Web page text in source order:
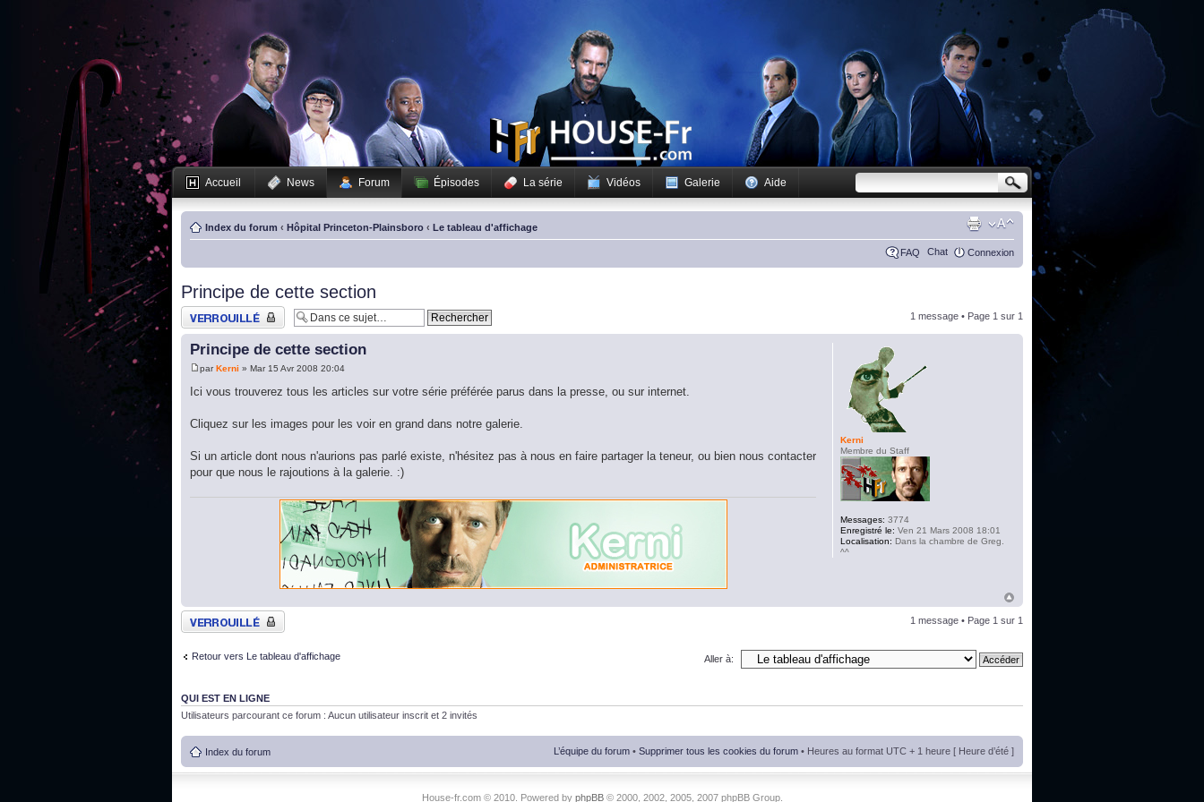
Accueil News Forum Épisodes La série Vidéos Galerie Aide
Index du forum ‹ Hôpital Princeton-Plainsboro ‹ Le tableau d'affichage
FAQ Chat Connexion
Principe de cette section
Sujet verrouillé 1 message • Page 1 sur 1
Principe de cette section
parKerni » Mar 15 Avr 2008 20:04
Ici vous trouverez tous les articles sur votre série préférée parus dans la presse, ou sur internet.
Cliquez sur les images pour les voir en grand dans notre galerie.
Si un article dont nous n'aurions pas parlé existe, n'hésitez pas à nous en faire partager la teneur, ou bien nous contacter
pour que nous le rajoutions à la galerie. :)
Kerni
Membre du Staff
Messages: 3774
Enregistré le: Ven 21 Mars 2008 18:01
Localisation: Dans la chambre de Greg.
^^
Sujet verrouillé 1 message • Page 1 sur 1
Retour vers Le tableau d'affichage Aller à:
QUI EST EN LIGNE
Utilisateurs parcourant ce forum : Aucun utilisateur inscrit et 2 invités
Index du forum L’équipe du forum • Supprimer tous les cookies du forum • Heures au format UTC + 1 heure [ Heure d’été ]
House-fr.com © 2010. Powered by phpBB© 2000, 2002, 2005, 2007 phpBB Group.